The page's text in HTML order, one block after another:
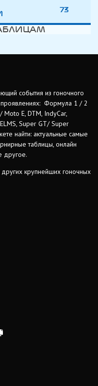
73
события из гоночного
проявлениях: Формула 1 / 2
E, DTM, IndyCar,
ELMS, Super GT/ Super
найти: актуальные самые
таблицы, онлайн
другое.
крупнейших гоночных